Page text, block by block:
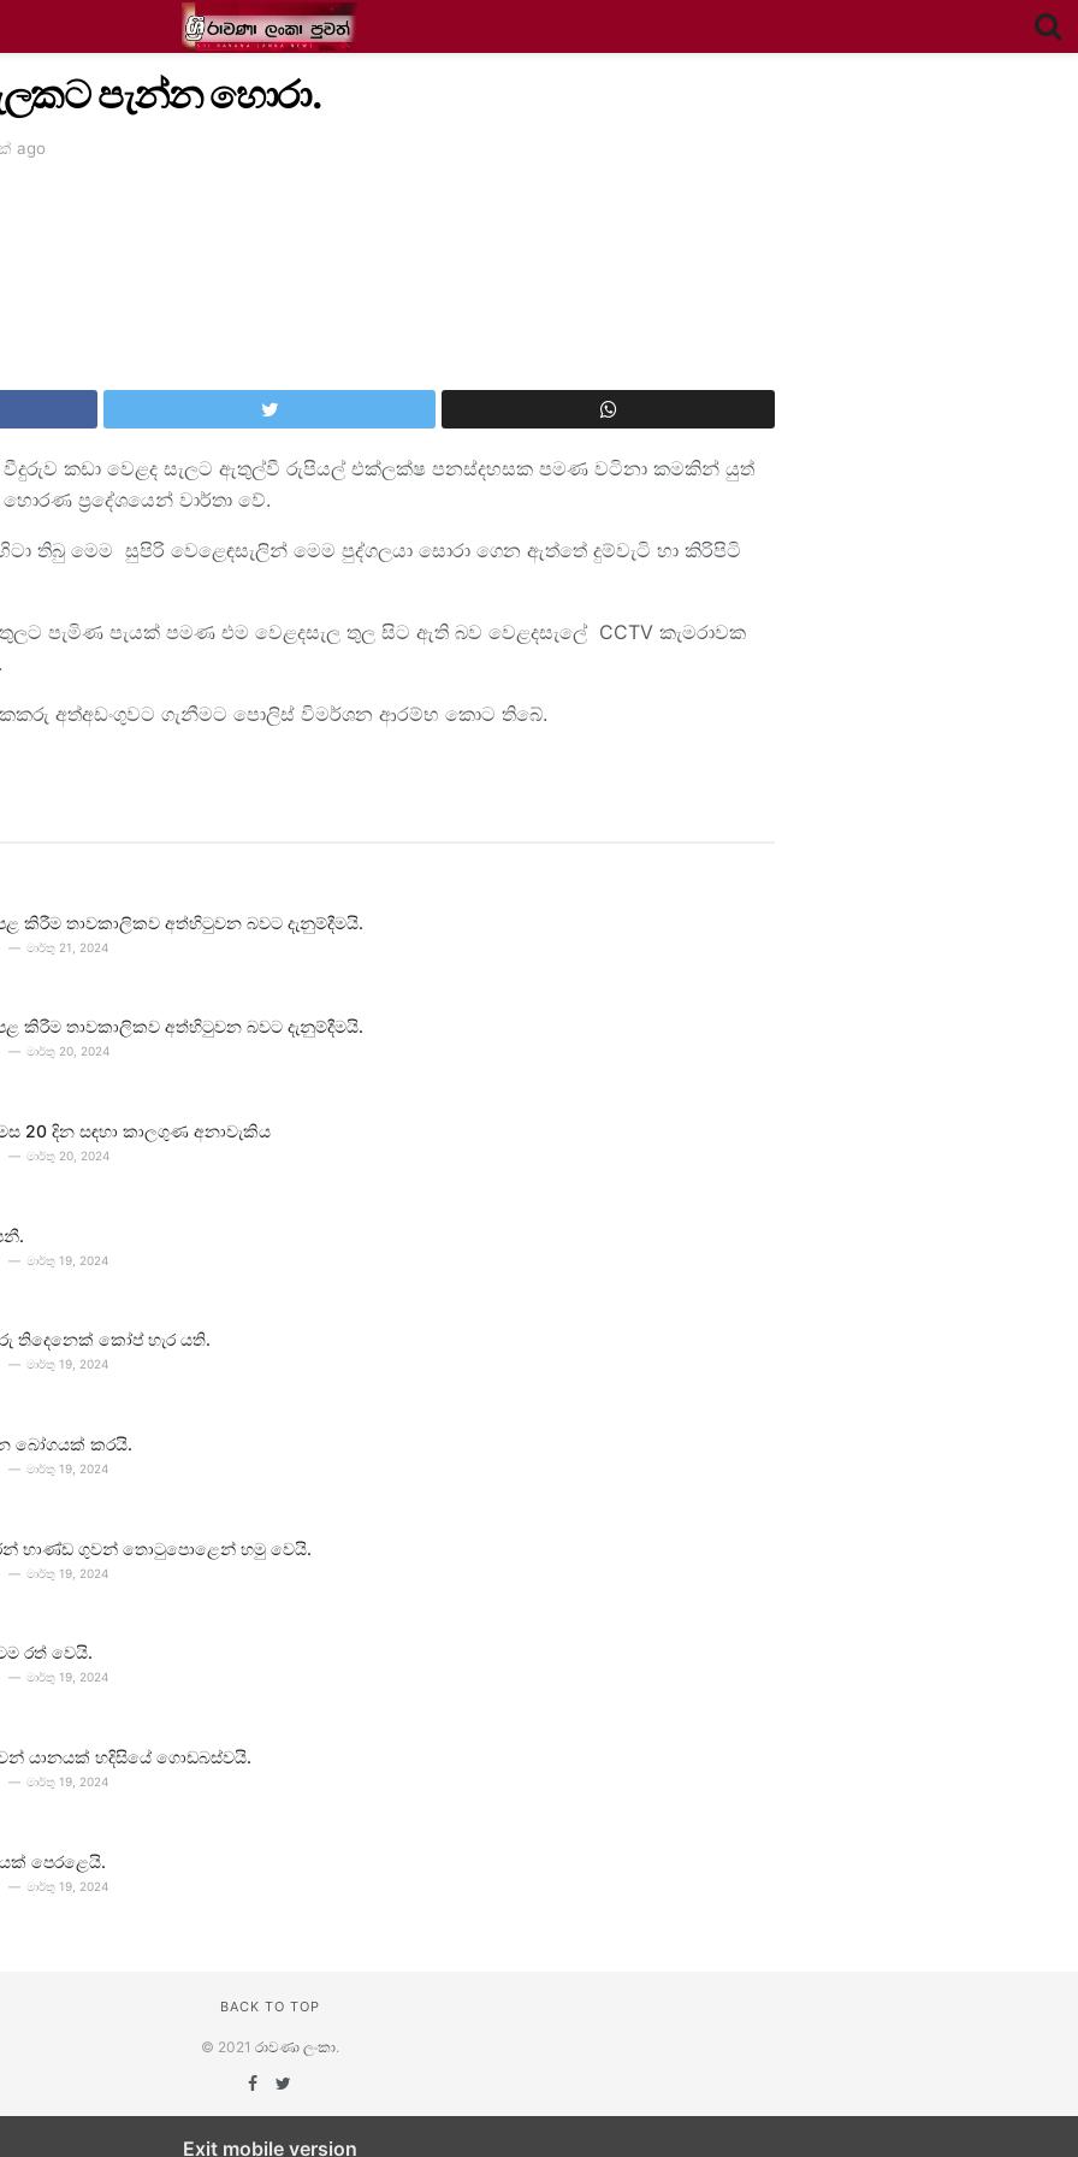
පැන්න හොරා.
ago
වීදුරුව කඩා වෙළද සැලට ඇතුල්වී රුපියල් එක්ලක්ෂ පනස්දහසක පමණ වටිනා කමකින් යුත්
ප්‍රදේශයෙන් වාර්තා වේ.
තිබු මෙම සුපිරි වෙළෙඳසැලින් මෙම පුද්ගලයා සොරා ගෙන ඇත්තේ දුම්වැටි හා කිරිපිටි
පැමිණ පැයක් පමණ එම වෙළදසැල තුල සිට ඇති බව වෙළදසැලේ CCTV කැමරාවක
අත්අඩංගුවට ගැනීමට පොලිස් විමර්ශන ආරම්භ කොට තිබේ.
කිරීම තාවකාලිකව අත්හිටුවන බවට දැනුම්දීමයි.
මාර්තු 21, 2024
කිරීම තාවකාලිකව අත්හිටුවන බවට දැනුම්දීමයි.
මාර්තු 20, 2024
20 දින සඳහා කාලගුණ අනාවැකිය
මාර්තු 20, 2024
මාර්තු 19, 2024
තිදෙනෙක් කෝප් හැර යති.
මාර්තු 19, 2024
බෝගයක් කරයි.
මාර්තු 19, 2024
භාණ්ඩ ගුවන් තොටුපොළෙන් හමු වෙයි.
මාර්තු 19, 2024
රත් වෙයි.
මාර්තු 19, 2024
යානයක් හදිසියේ ගොඩබස්වයි.
මාර්තු 19, 2024
පෙරළෙයි.
මාර්තු 19, 2024
BACK TO TOP
© 2021 රාවණා ලංකා.
Exit mobile version